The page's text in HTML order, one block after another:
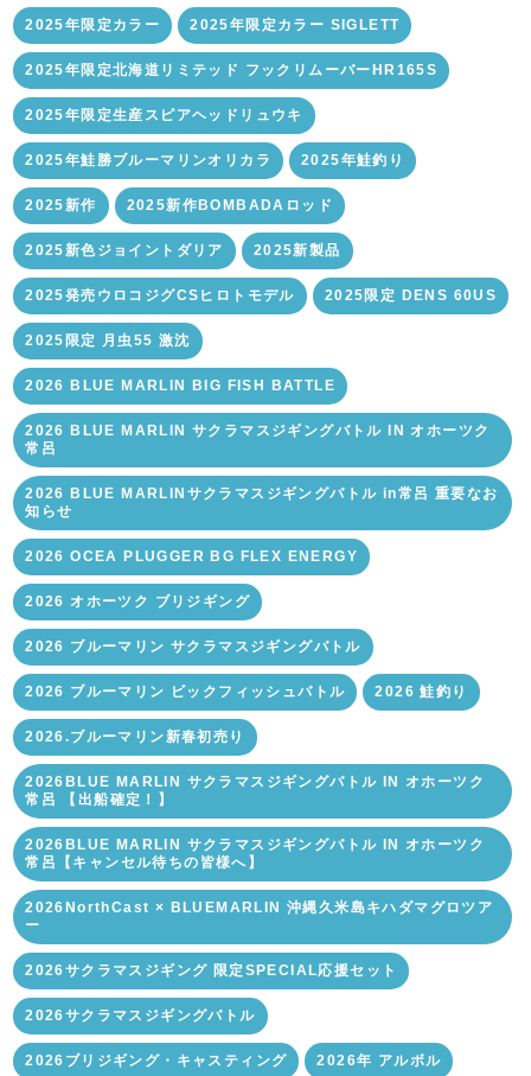
2025年限定カラー 2025年限定カラー SIGLETT
2025年限定北海道リミテッド フックリムーバーHR165S
2025年限定生産スピアヘッドリュウキ
2025年鮭勝ブルーマリンオリカラ 2025年鮭釣り
2025新作 2025新作BOMBADAロッド
2025新色ジョイントダリア 2025新製品
2025発売ウロコジグCSヒロトモデル 2025限定 DENS 60US
2025限定 月虫55 激沈
2026 BLUE MARLIN BIG FISH BATTLE
2026 BLUE MARLIN サクラマスジギングバトル IN オホーツク
常呂
2026 BLUE MARLINサクラマスジギングバトル in常呂 重要なお
知らせ
2026 OCEA PLUGGER BG FLEX ENERGY
2026 オホーツク ブリジギング
2026 ブルーマリン サクラマスジギングバトル
2026 ブルーマリン ビックフィッシュバトル 2026 鮭釣り
2026.ブルーマリン新春初売り
2026BLUE MARLIN サクラマスジギングバトル IN オホーツク
常呂 【出船確定！】
2026BLUE MARLIN サクラマスジギングバトル IN オホーツク
常呂【キャンセル待ちの皆様へ】
2026NorthCast × BLUEMARLIN 沖縄久米島キハダマグロツア
ー
2026サクラマスジギング 限定SPECIAL応援セット
2026サクラマスジギングバトル
2026ブリジギング・キャスティング 2026年 アルボル